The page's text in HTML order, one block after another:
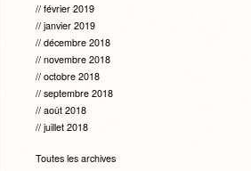
février 2019
janvier 2019
décembre 2018
novembre 2018
octobre 2018
septembre 2018
août 2018
juillet 2018
Toutes les archives